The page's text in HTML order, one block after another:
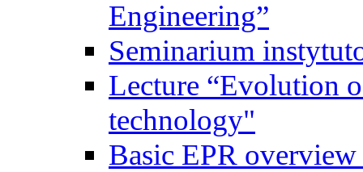
Engineering”
Seminarium
Lecture “Evolution
technology"
Basic EPR overview